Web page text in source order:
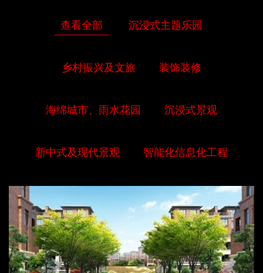
查看全部 沉浸式主题乐园
乡村振兴及文旅 装饰装修
海绵城市、雨水花园 沉浸式景观
新中式及现代景观 智能化信息化工程